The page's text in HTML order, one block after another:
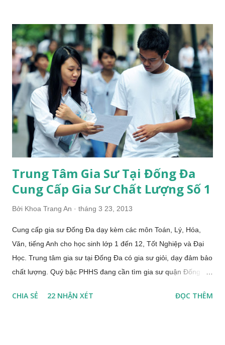
cách tìm lớp nào - Làm thế nào để nhận được thông báo lớp
mới phù hợp với năng lực và điều kiện hiện tại của bạn? Trung
tâm gia sư Sao Việt - trung tâm gia sư uy tín tại Hà Nội là địa
chỉ tin cậy đối với nhiều thầy cô giáo và các bạn gia sư. Thành
lập từ tháng 8/2009, Sao Việt luôn giữ vững sứ mệnh: giúp các
bạn gia sư có những lớp dạy ổn định và lâu dài. Sao Việt cam
kết 100% lớp thật, hỗ trợ gia sư trong quá trình nhận lớp.
CÁCH THỨC THAM GIA LÀ...
Trung Tâm Gia Sư Tại Đống Đa
Cung Cấp Gia Sư Chất Lượng Số 1
Bởi Khoa Trang An tháng 3 23, 2013
Cung cấp gia sư Đống Đa dạy kèm các môn Toán, Lý, Hóa,
Văn, tiếng Anh cho học sinh lớp 1 đến 12, Tốt Nghiệp và Đại
Học. Trung tâm gia sư tại Đống Đa có gia sư giỏi, dạy đảm bảo
chất lượng. Quý bậc PHHS đang cần tìm gia sư quận Đống
Đống Đa. Gia sư Đống Đa ĐỘI NGŨ GIA SƯ GIỎI QUẬN
CHIA SẺ 22 NHẬN XÉT ĐỌC THÊM